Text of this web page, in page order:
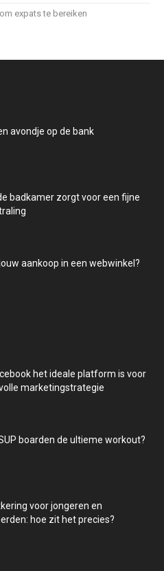
expats te bereiken
avondje op de bank
badkamer zorgt voor een fijne
aankoop in een webwinkel?
het ideale platform is voor
marketingstrategie
boarden de ultieme workout?
voor jongeren en
hoe zit het precies?